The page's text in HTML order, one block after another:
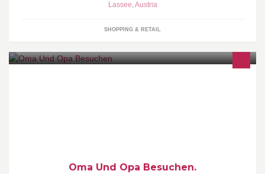
Lassee,Austria
SHOPPING & RETAIL
Oma Und Opa Besuchen.